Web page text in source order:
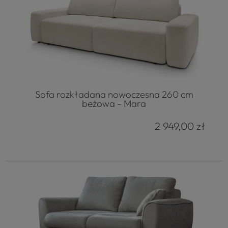
Sofa rozkładana nowoczesna 260 cm
beżowa - Mara
2 949,00 zł